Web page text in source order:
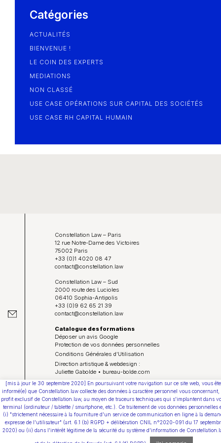
Catégories
ACTUALITÉS
BIENVENUE !
LE COIN DES EXPERTS
MEDIATIONS
NON CLASSÉ
USE CASE OPÉRATIONS SUR CAPITAL DES SOCIÉTÉS
USE CASE RH CAPITAL HUMAIN
Constellation Law – Paris
12 rue Notre-Dame des Victoires
75002 Paris
+33 (0)1 4020 08 47
contact@constellation.law
Constellation Law – Sud
2000 route des Lucioles
06410 Sophia-Antipolis
+33 (0)9 62 65 21 39
contact@constellation.law
Catalogue des formations
Déposer un avis Google
Protection de vos données personnelles
Conditions Générales d’Utilisation
Direction artistique & webdesign :
Juliette Gabolde • bureau-bolde.com
Youtube
[mis à jour le 30 septembre 2020] En poursuivant votre navigation sur ce site web, vous
informé(e) que Constellation.law collecte des données à caractère personnel vous concernant,
profit exclusif de Constellation.law, au moyen de traceurs techniques qui s'implantent dans
terminal (ordinateur / tablette / smartphone, etc.). Ce traitement de vos données personnelles
(i) "strictement nécessaire à la fourniture d'un service de communication en ligne à la
expresse de l'utilisateur" (art. 6.1 (b) RGPD + délibération CNIL n°2020-091 du 17
2020) ou (ii) dans l'intérêt légitime de la sécurité du système d'information de